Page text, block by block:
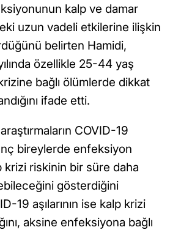
kalp ve damar
uzun vadeli etkilerine ilişkin
belirten Hamidi,
özellikle 25-44 yaş
bağlı ölümlerde dikkat
ifade etti.
COVID-19
bireylerde enfeksiyon
krizi riskinin bir süre daha
gösterdiğini
19 aşılarının ise kalp krizi
aksine enfeksiyona bağlı